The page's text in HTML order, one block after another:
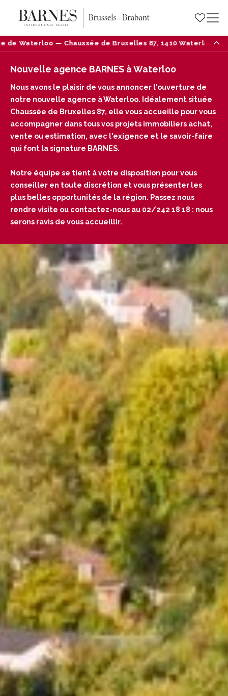
1410 Waterloo — Tél : 02/242 18 18 Nouvelle
Nouvelle agence BARNES à Waterloo
Nous avons le plaisir de vous annoncer l'ouverture de
notre nouvelle agence à Waterloo. Idéalement située
Chaussée de Bruxelles 87, elle vous accueille pour vous
accompagner dans tous vos projets immobiliers achat,
vente ou estimation, avec l'exigence et le savoir-faire
qui font la signature BARNES.
Notre équipe se tient à votre disposition pour vous
conseiller en toute discrétion et vous présenter les
plus belles opportunités de la région. Passez nous
rendre visite ou contactez-nous au 02/242 18 18 : nous
serons ravis de vous accueillir.
Barnes Brussels - Brabant